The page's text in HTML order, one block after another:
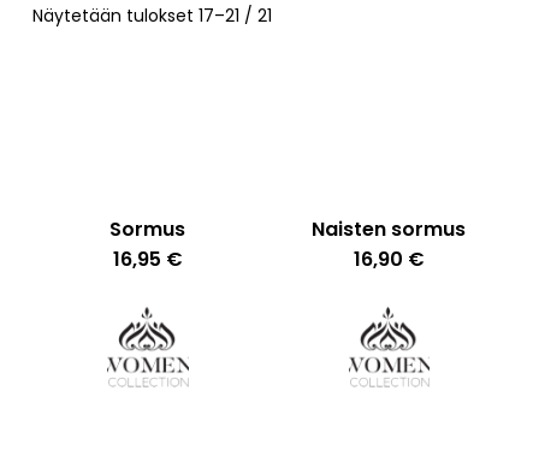
Näytetään tulokset 17–21 / 21Sorted
Sormus
16,95 €
Naisten sormus
16,90 €